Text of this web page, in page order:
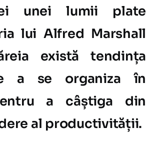
unei lumii plate
lui Alfred Marshall
există tendința
a se organiza în
a câștiga din
al productivității.